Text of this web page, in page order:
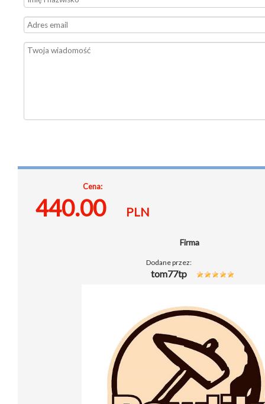
Cena:
440.00 PLN
Firma
Dodane przez:
tom77tp